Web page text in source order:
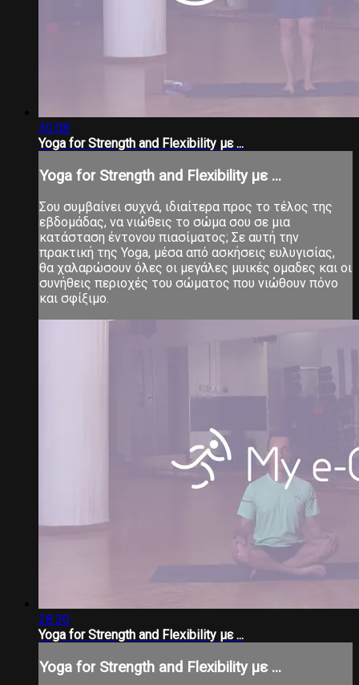
30:08
Yoga for Strength and Flexibility με ...
Yoga for Strength and Flexibility με ...
Σου συμβαίνει συχνά, ιδιαίτερα προς το τέλος της
εβδομάδας, να νιώθεις το σώμα σου σε μια
κατάσταση έντονου πιασίματος; Σε αυτή την
πρακτική της Yoga, μέσα από ασκήσεις ευλυγισίας,
θα χαλαρώσουν όλες οι μεγάλες μυικές ομαδες και οι
συνήθεις περιοχές του σώματος που νιώθουν πόνο
και σφίξιμο.
28:30
Yoga for Strength and Flexibility με ...
Yoga for Strength and Flexibility με ...